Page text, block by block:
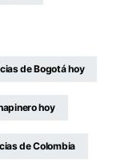
de Bogotá hoy
hoy
de Colombia